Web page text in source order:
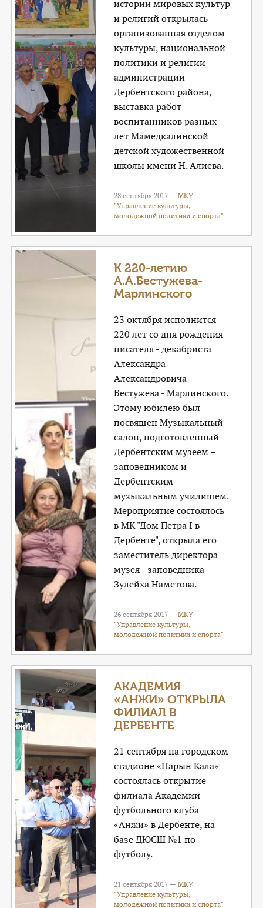
истории мировых культур
и религий открылась
организованная отделом
культуры, национальной
политики и религии
администрации
Дербентского района,
выставка работ
воспитанников разных
лет Мамедкалинской
детской художественной
школы имени Н. Алиева.
28 сентября 2017 —МКУ
"Управление культуры,
молодежной политики и спорта"
К 220-летию
А.А.Бестужева-
Марлинского
23 октября исполнится
220 лет со дня рождения
писателя - декабриста
Александра
Александровича
Бестужева - Марлинского.
Этому юбилею был
посвящен Музыкальный
салон, подготовленный
Дербентским музеем –
заповедником и
Дербентским
музыкальным училищем.
Мероприятие состоялось
в МК "Дом Петра I в
Дербенте", открыла его
заместитель директора
музея - заповедника
Зулейха Наметова.
26 сентября 2017 —МКУ
"Управление культуры,
молодежной политики и спорта"
АКАДЕМИЯ
«АНЖИ» ОТКРЫЛА
ФИЛИАЛ В
ДЕРБЕНТЕ
21 сентября на городском
стадионе «Нарын Кала»
состоялась открытие
филиала Академии
футбольного клуба
«Анжи» в Дербенте, на
базе ДЮСШ №1 по
футболу.
21 сентября 2017 —МКУ
"Управление культуры,
молодежной политики и спорта"